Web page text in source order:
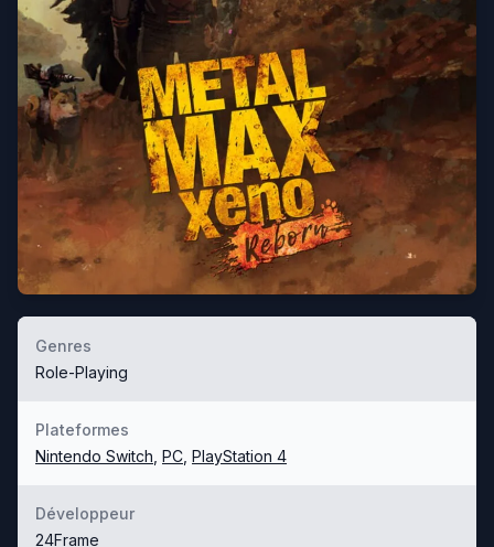
Genres
Role-Playing
Plateformes
Nintendo Switch PC PlayStation 4
Développeur
24Frame